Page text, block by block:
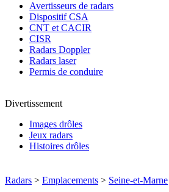
Avertisseurs de radars
Dispositif CSA
CNT et CACIR
CISR
Radars Doppler
Radars laser
Permis de conduire
Divertissement
Images drôles
Jeux radars
Histoires drôles
Radars > Emplacements > Seine-et-Marne